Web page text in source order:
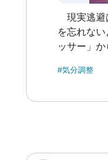
能性があります[3]
持つこと
は、バラ
ることで
あれば、教えて
疲弊して
現実逃避
を忘れな
ッサー」
の時間です
してくだ
#気分調整